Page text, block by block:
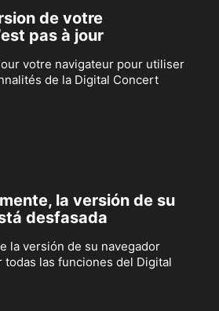
de votre
pas à jour
votre navigateur pour utiliser
de la Digital Concert
la versión de su
desfasada
la versión de su navegador
todas las funciones del Digital